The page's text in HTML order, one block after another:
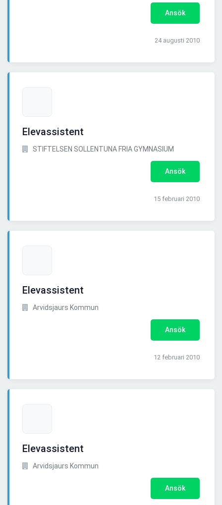
Ansök
24 augusti 2010
Elevassistent
STIFTELSEN SOLLENTUNA FRIA GYMNASIUM
Ansök
15 februari 2010
Elevassistent
Arvidsjaurs Kommun
Ansök
12 februari 2010
Elevassistent
Arvidsjaurs Kommun
Ansök